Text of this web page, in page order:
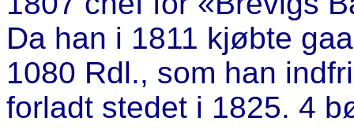
Da han i 1811 kjøbte
1080 Rdl., som han
forladt stedet i 1825. 4